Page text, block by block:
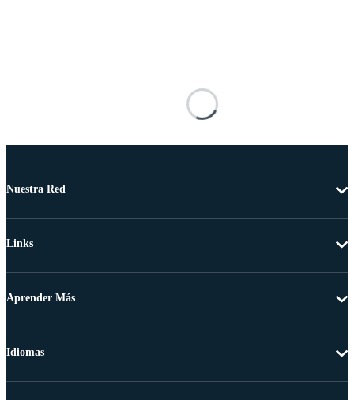
Nuestra Red
Links
Aprender Más
Idiomas